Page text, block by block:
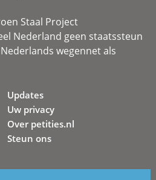
Staal Project
Nederland geen staatssteun
wegennet als
Updates
Uw privacy
Over petities.nl
Steun ons